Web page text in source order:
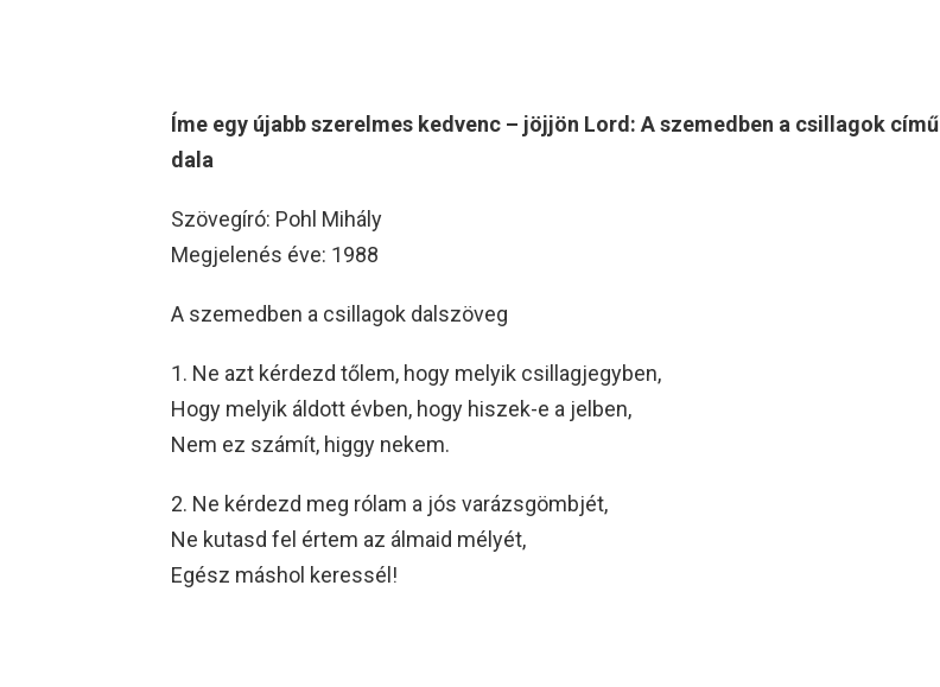
Íme egy újabb szerelmes kedvenc – jöjjön Lord: A szemedben a csillagok című
dala
Szövegíró: Pohl Mihály
Megjelenés éve: 1988
A szemedben a csillagok dalszöveg
1. Ne azt kérdezd tőlem, hogy melyik csillagjegyben,
Hogy melyik áldott évben, hogy hiszek-e a jelben,
Nem ez számít, higgy nekem.
2. Ne kérdezd meg rólam a jós varázsgömbjét,
Ne kutasd fel értem az álmaid mélyét,
Egész máshol keressél!